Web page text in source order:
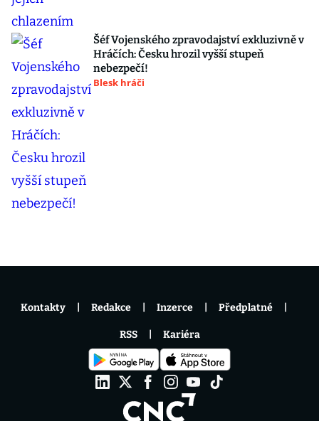
Šéf Vojenského zpravodajství exkluzivně v
Hráčích: Česku hrozil vyšší stupeň
nebezpečí!
Blesk hráči
Kontakty Redakce Inzerce Předplatné
RSS Kariéra